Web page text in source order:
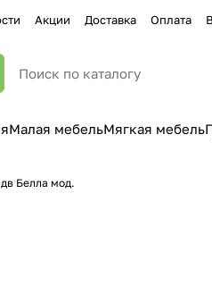
Акции Доставка Оплата
Малая мебельМягкая мебель
Белла мод.